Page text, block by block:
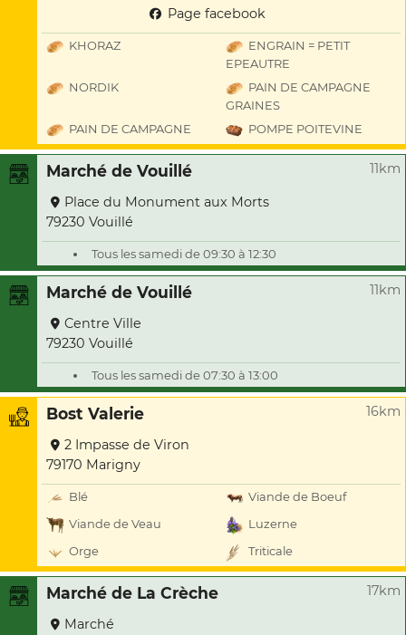
Page facebook
KHORAZ
ENGRAIN = PETIT
EPEAUTRE
NORDIK
PAIN DE CAMPAGNE
GRAINES
PAIN DE CAMPAGNE
POMPE POITEVINE
Marché de Vouillé 11km
Place du Monument aux Morts
79230 Vouillé
Tous les samedi de 09:30 à 12:30
Marché de Vouillé 11km
Centre Ville
79230 Vouillé
Tous les samedi de 07:30 à 13:00
Bost Valerie 16km
2 Impasse de Viron
79170 Marigny
Blé
Viande de Boeuf
Viande de Veau
Luzerne
Orge
Triticale
Marché de La Crèche 17km
Marché